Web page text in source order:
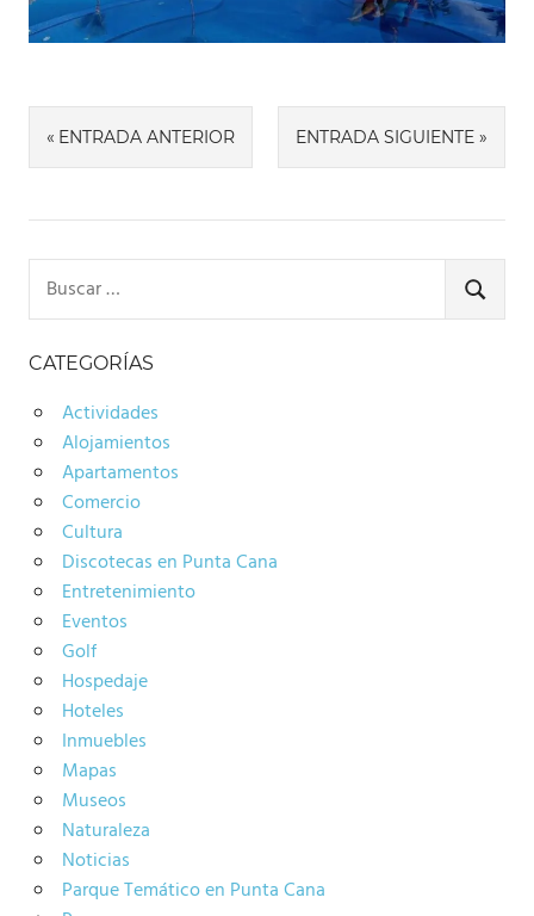
Navegación
de
entradas
ENTRADA ANTERIOR ENTRADA SIGUIENTE
BUSCAR
CATEGORÍAS
Actividades
Alojamientos
Apartamentos
Comercio
Cultura
Discotecas en Punta Cana
Entretenimiento
Eventos
Golf
Hospedaje
Hoteles
Inmuebles
Mapas
Museos
Naturaleza
Noticias
Parque Temático en Punta Cana